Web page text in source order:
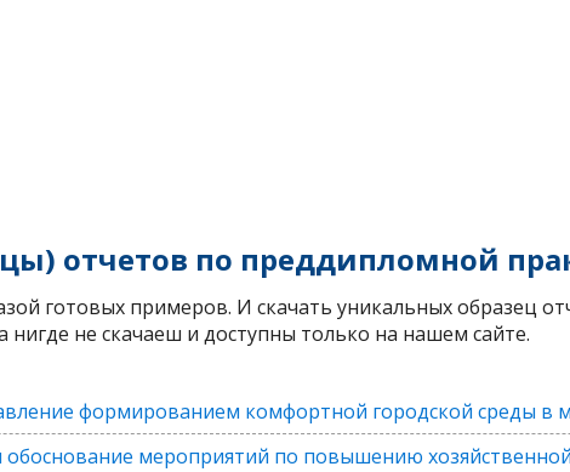
отчетов по преддипломной
готовых примеров. И скачать уникальных образец
нигде не скачаеш и доступны только на нашем сайте.
формированием комфортной городской среды в
мероприятий по повышению